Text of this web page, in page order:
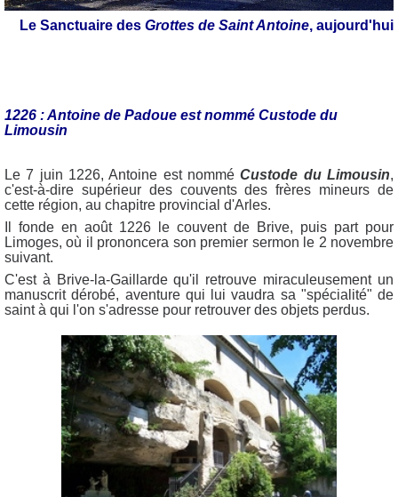
Le Sanctuaire des Grottes de Saint Antoine, aujourd'hui
1226 : Antoine de Padoue est nommé Custode du
Limousin
Le 7 juin 1226, Antoine est nomméCustode du Limousin,
c'est-à-dire supérieur des couvents des frères mineurs de
cette région, au chapitre provincial d'Arles.
Il fonde en août 1226 le couvent de Brive, puis part pour
Limoges, où il prononcera son premier sermon le 2 novembre
suivant.
C'est à Brive-la-Gaillarde qu'il retrouve miraculeusement un
manuscrit dérobé, aventure qui lui vaudra sa "spécialité" de
saint à qui l'on s'adresse pour retrouver des objets perdus.